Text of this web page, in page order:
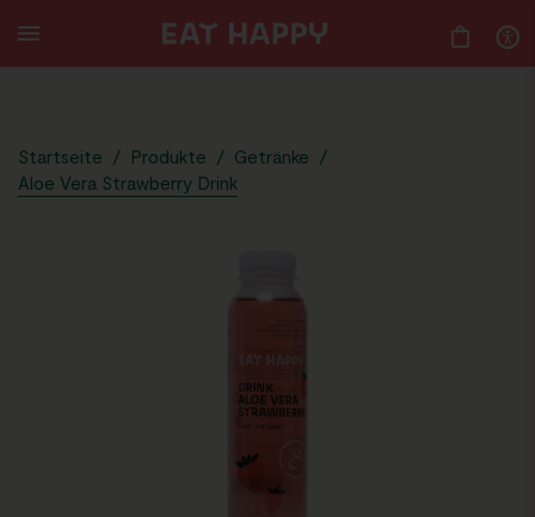
2.49
Startseite / Produkte / Getränke /
Aloe Vera Strawberry Drink